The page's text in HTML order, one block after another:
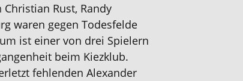
Rust, Randy
waren gegen Todesfelde
ist einer von drei Spielern
beim Kiezklub.
fehlenden Alexander